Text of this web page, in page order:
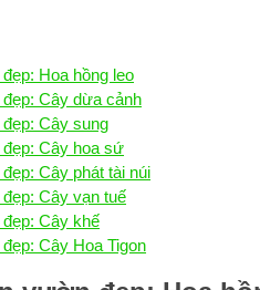
Hoa hồng leo
Cây dừa cảnh
Cây sung
Cây hoa sứ
Cây phát tài núi
Cây vạn tuế
Cây khế
Cây Hoa Tigon